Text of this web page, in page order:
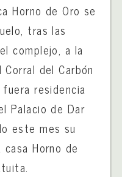
Horno de Oro se
tras las
complejo, a la
del Carbón
residencia
Palacio de Dar
este mes su
Horno de